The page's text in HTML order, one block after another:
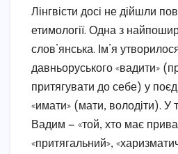
Лінгвісти досі не дійшли
етимології. Одна з
слов’янська. Ім’я
давньоруського «вадити»
притягувати до себе) у
«имати» (мати, володіти). У
Вадим — «той, хто має
«притягальний»,